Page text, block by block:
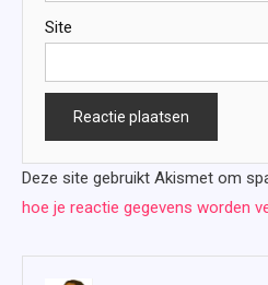
Site
Deze site gebruikt Akismet om
hoe je reactie gegevens worden